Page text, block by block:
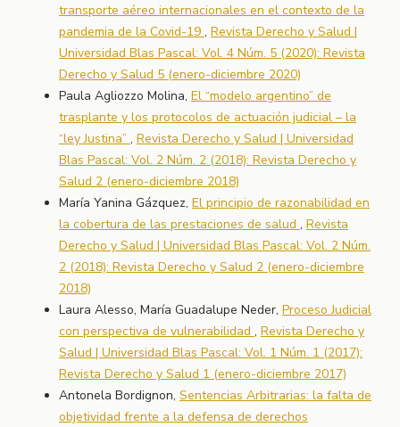
transporte aéreo internacionales en el contexto de la
pandemia de la Covid-19 , Revista Derecho y Salud |
Universidad Blas Pascal: Vol. 4 Núm. 5 (2020): Revista
Derecho y Salud 5 (enero-diciembre 2020)
Paula Agliozzo Molina, El “modelo argentino” de
trasplante y los protocolos de actuación judicial – la
“ley Justina” , Revista Derecho y Salud | Universidad
Blas Pascal: Vol. 2 Núm. 2 (2018): Revista Derecho y
Salud 2 (enero-diciembre 2018)
María Yanina Gázquez, El principio de razonabilidad en
la cobertura de las prestaciones de salud , Revista
Derecho y Salud | Universidad Blas Pascal: Vol. 2 Núm.
2 (2018): Revista Derecho y Salud 2 (enero-diciembre
2018)
Laura Alesso, María Guadalupe Neder, Proceso Judicial
con perspectiva de vulnerabilidad , Revista Derecho y
Salud | Universidad Blas Pascal: Vol. 1 Núm. 1 (2017):
Revista Derecho y Salud 1 (enero-diciembre 2017)
Antonela Bordignon, Sentencias Arbitrarias: la falta de
objetividad frente a la defensa de derechos